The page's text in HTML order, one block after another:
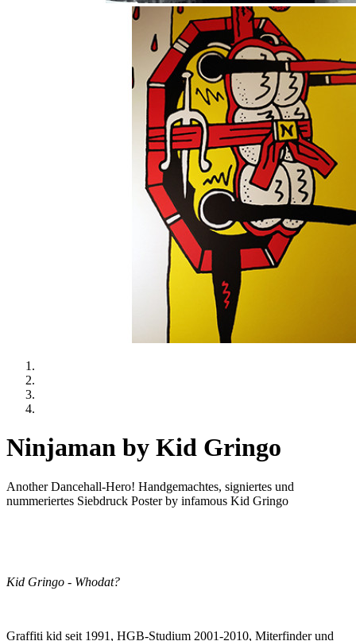
Ninjaman by Kid Gringo
Another Dancehall-Hero! Handgemachtes, signiertes und
nummeriertes Siebdruck Poster by infamous Kid Gringo
Kid Gringo - Whodat?
Graffiti kid seit 1991, HGB-Studium 2001-2010, Miterfinder und